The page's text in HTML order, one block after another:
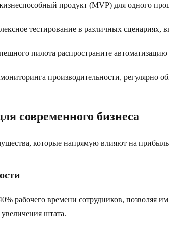
продукт (MVP) для одного
тестирование в различных
пилота распространите
производительности, регулярно
современного бизнеса
которые напрямую влияют на
рабочего времени сотрудников, позволяя
штата.